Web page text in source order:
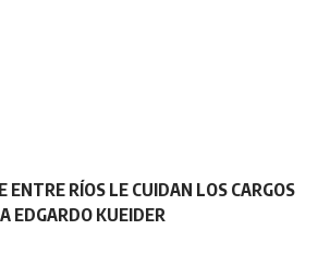
ENTRE RÍOS LE CUIDAN LOS CARGOS
EDGARDO KUEIDER